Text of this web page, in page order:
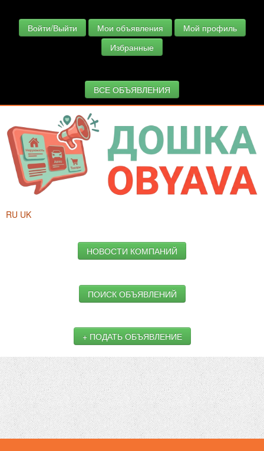
Войти/Выйти Мои объявления
Мой профиль
Избранные
ВСЕ ОБЪЯВЛЕНИЯ
RU UK
НОВОСТИ КОМПАНИЙ
ПОИСК ОБЪЯВЛЕНИЙ
+ ПОДАТЬ ОБЪЯВЛЕНИЕ